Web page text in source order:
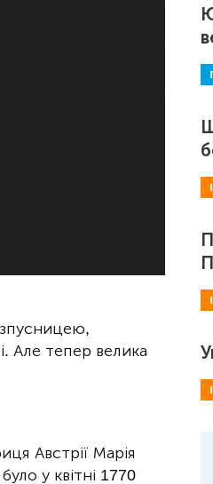
Але тепер велика
Австрії Марія
у квітні 1770